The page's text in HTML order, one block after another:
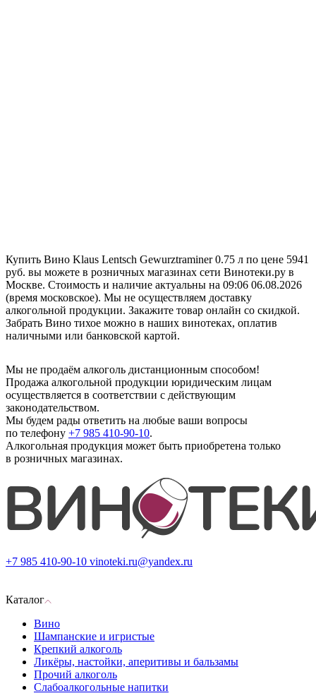
Купить Вино Klaus Lentsch Gewurztraminer 0.75 л по цене 5941
руб. вы можете в розничных магазинах сети Винотеки.ру в
Москве. Стоимость и наличие актуальны на 09:06 06.08.2026
(время московское). Мы не осуществляем доставку
алкогольной продукции. Закажите товар онлайн со скидкой.
Забрать Вино тихое можно в наших винотеках, оплатив
наличными или банковской картой.
Мы не продаём алкоголь дистанционным способом!
Продажа алкогольной продукции юридическим лицам
осуществляется в соответствии с действующим
законодательством.
Мы будем рады ответить на любые ваши вопросы
по телефону +7 985 410-90-10.
Алкогольная продукция может быть приобретена только
в розничных магазинах.
+7 985 410-90-10 vinoteki.ru@yandex.ru
Каталог
Вино
Шампанские и игристые
Крепкий алкоголь
Ликёры, настойки, аперитивы и бальзамы
Прочий алкоголь
Слабоалкогольные напитки